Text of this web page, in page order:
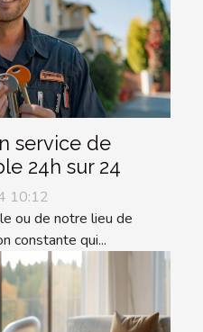
service de
24h sur 24
10:12
ou de notre lieu de
constante qui...